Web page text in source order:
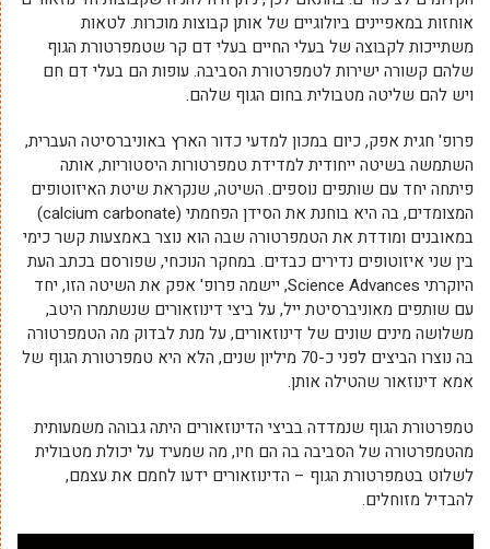
אוחזות במאפיינים ביולוגיים של אותן קבוצות מוכרות. לטאות
משתייכות לקבוצה של בעלי החיים בעלי דם קר שטמפרטורת הגוף
שלהם קשורה ישירות לטמפרטורת הסביבה. עופות הם בעלי דם חם
ויש להם שליטה מטבולית בחום הגוף שלהם.
פרופ' חגית אפק, כיום במכון למדעי כדור הארץ באוניברסיטה העברית,
השתמשה בשיטה ייחודית למדידת טמפרטורות היסטוריות, אותה
פיתחה יחד עם שותפים נוספים. השיטה, שנקראת שיטת האיזוטופים
המצומדים, בה היא בוחנת את הסידן הפחמתי (calcium carbonate)
במאובנים ומודדת את הטמפרטורה שבה הוא נוצר באמצעות קשר כימי
בין שני איזוטופים נדירים כבדים. במחקר הנוכחי, שפורסם בכתב העת
היוקרתי Science Advances, יישמה פרופ' אפק את השיטה הזו, יחד
עם שותפים מאוניברסיטת ייל, על ביצי דינוזאורים שנשתמרו היטב,
משלושה מינים שונים של דינוזאורים, על מנת לבדוק מה הטמפרטורה
בה נוצרו הביצים לפני כ-70 מיליון שנים, הלא היא טמפרטורת הגוף של
אמא דינוזאור שהטילה אותן.
טמפרטורת הגוף שנמדדה בביצי הדינוזאורים היתה גבוהה משמעותית
מהטמפרטורה של הסביבה בה הם חיו, מה שמעיד על יכולת מטבולית
לשלוט בטמפרטורת הגוף – הדינוזאורים ידעו לחמם את עצמם,
להבדיל מזוחלים.